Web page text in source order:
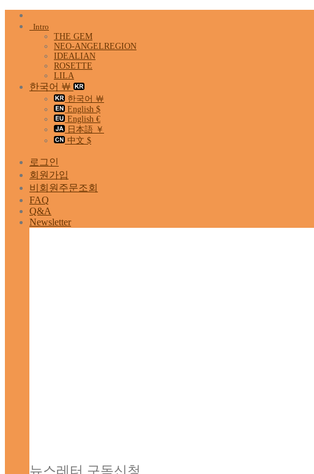
Skip
Intro
THE GEM
NEO-ANGELREGION
IDEALIAN
ROSETTE
LILA
한국어 ￦
한국어 ￦
English $
English €
日本語 ￥
中文 $
로그인
회원가입
비회원주문조회
FAQ
Q&A
Newsletter
뉴스레터 구독신청